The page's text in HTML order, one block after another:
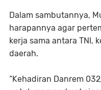
Dalam sambutannya,
harapannya agar
kerja sama antara TNI,
daerah.
“Kehadiran Danrem